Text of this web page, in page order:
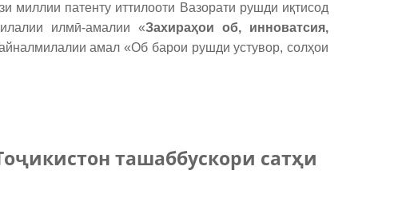
миллии патенту иттилооти Вазорати рушди иқтисод
илмӣ-амалии «Захираҳои об, инноватсия,
амал «Об барои рушди устувор, солҳои
ташаббускори сатҳи